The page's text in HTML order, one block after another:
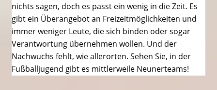
nichts sagen, doch es passt ein wenig in die Zeit. Es
gibt ein Überangebot an Freizeitmöglichkeiten und
immer weniger Leute, die sich binden oder sogar
Verantwortung übernehmen wollen. Und der
Nachwuchs fehlt, wie allerorten. Sehen Sie, in der
Fußballjugend gibt es mittlerweile Neunerteams!